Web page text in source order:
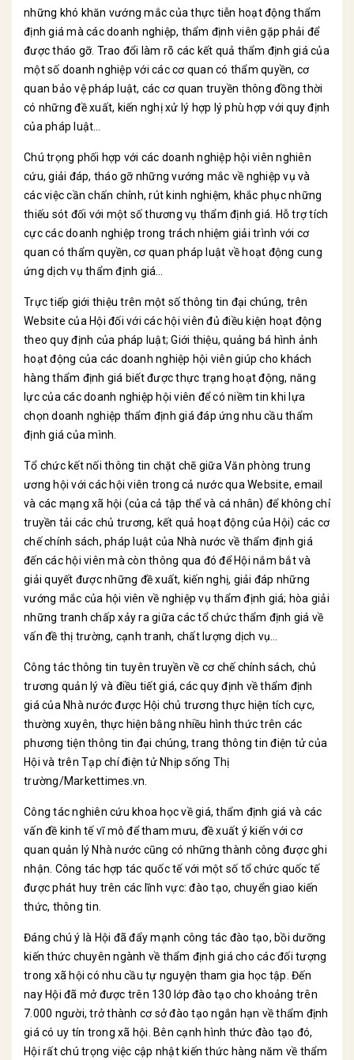
những khó khăn vướng mắc của thực tiễn hoạt động thẩm
định giá mà các doanh nghiệp, thẩm định viên gặp phải để
được tháo gỡ. Trao đổi làm rõ các kết quả thẩm định giá của
một số doanh nghiệp với các cơ quan có thẩm quyền, cơ
quan bảo vệ pháp luật, các cơ quan truyền thông đồng thời
có những đề xuất, kiến nghị xử lý hợp lý phù hợp với quy định
của pháp luật…
Chú trọng phối hợp với các doanh nghiệp hội viên nghiên
cứu, giải đáp, tháo gỡ những vướng mắc về nghiệp vụ và
các việc cần chấn chỉnh, rút kinh nghiệm, khắc phục những
thiếu sót đối với một số thương vụ thẩm định giá. Hỗ trợ tích
cực các doanh nghiệp trong trách nhiệm giải trình với cơ
quan có thẩm quyền, cơ quan pháp luật về hoạt động cung
ứng dịch vụ thẩm định giá…
Trực tiếp giới thiệu trên một số thông tin đại chúng, trên
Website của Hội đối với các hội viên đủ điều kiện hoạt động
theo quy định của pháp luật; Giới thiệu, quảng bá hình ảnh
hoạt động của các doanh nghiệp hội viên giúp cho khách
hàng thẩm định giá biết được thực trạng hoạt động, năng
lực của các doanh nghiệp hội viên để có niềm tin khi lựa
chọn doanh nghiệp thẩm định giá đáp ứng nhu cầu thẩm
định giá của mình.
Tổ chức kết nối thông tin chặt chẽ giữa Văn phòng trung
ương hội với các hội viên trong cả nước qua Website, email
và các mạng xã hội (của cả tập thể và cá nhân) để không chỉ
truyền tải các chủ trương, kết quả hoạt động của Hội) các cơ
chế chính sách, pháp luật của Nhà nước về thẩm định giá
đến các hội viên mà còn thông qua đó để Hội nắm bắt và
giải quyết được những đề xuất, kiến nghị, giải đáp những
vướng mắc của hội viên về nghiệp vụ thẩm định giá; hòa giải
những tranh chấp xảy ra giữa các tổ chức thẩm định giá về
vấn đề thị trường, cạnh tranh, chất lượng dịch vụ…
Công tác thông tin tuyên truyền về cơ chế chính sách, chủ
trương quản lý và điều tiết giá, các quy định về thẩm định
giá của Nhà nước được Hội chủ trương thực hiện tích cực,
thường xuyên, thực hiện bằng nhiều hình thức trên các
phương tiện thông tin đại chúng, trang thông tin điện tử của
Hội và trên Tạp chí điện tử Nhịp sống Thị
trường/Markettimes.vn.
Công tác nghiên cứu khoa học về giá, thẩm định giá và các
vấn đề kinh tế vĩ mô để tham mưu, đề xuất ý kiến với cơ
quan quản lý Nhà nước cũng có những thành công được ghi
nhận. Công tác hợp tác quốc tế với một số tổ chức quốc tế
được phát huy trên các lĩnh vực: đào tạo, chuyển giao kiến
thức, thông tin.
Đáng chú ý là Hội đã đẩy mạnh công tác đào tạo, bồi dưỡng
kiến thức chuyên ngành về thẩm định giá cho các đối tượng
trong xã hội có nhu cầu tự nguyện tham gia học tập. Đến
nay Hội đã mở được trên 130 lớp đào tạo cho khoảng trên
7.000 người, trở thành cơ sở đào tạo ngắn hạn về thẩm định
giá có uy tín trong xã hội. Bên cạnh hình thức đào tạo đó,
Hội rất chú trọng việc cập nhật kiến thức hàng năm về thẩm